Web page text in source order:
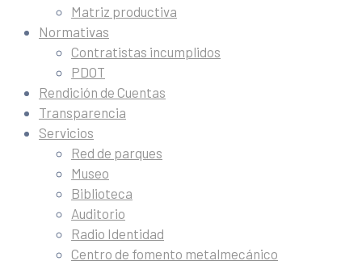
Matriz productiva
Normativas
Contratistas incumplidos
PDOT
Rendición de Cuentas
Transparencia
Servicios
Red de parques
Museo
Biblioteca
Auditorio
Radio Identidad
Centro de fomento metalmecánico